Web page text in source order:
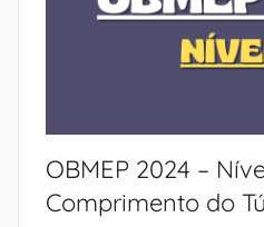
OBMEP 2024 –
Comprimento do